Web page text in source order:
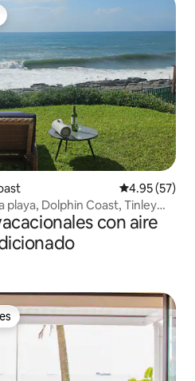
Calificación
4.95 (57)
Dolphin Coast, Tinley
con aire